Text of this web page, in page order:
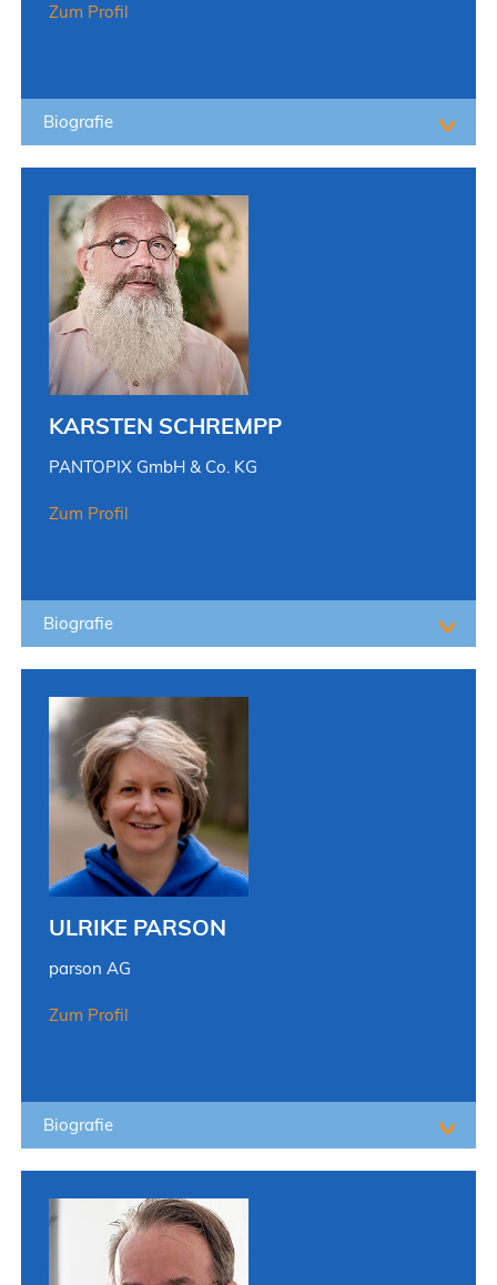
Zum Profil
Biografie
KARSTEN SCHREMPP
PANTOPIX GmbH & Co. KG
Zum Profil
Biografie
ULRIKE PARSON
parson AG
Zum Profil
Biografie